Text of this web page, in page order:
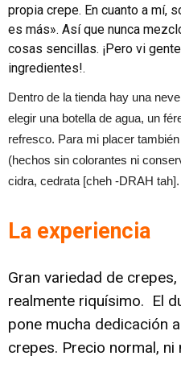
propia crepe. En cuanto a mí,
es más». Así que nunca
cosas sencillas. ¡Pero vi
ingredientes!.
Dentro de la tienda hay una
elegir una botella de agua, un
refresco. Para mi placer
(hechos sin colorantes ni
cidra, cedrata [cheh -DRAH tah].
La experiencia
Gran variedad de
realmente riquísimo. El
pone mucha dedicación
crepes. Precio normal,